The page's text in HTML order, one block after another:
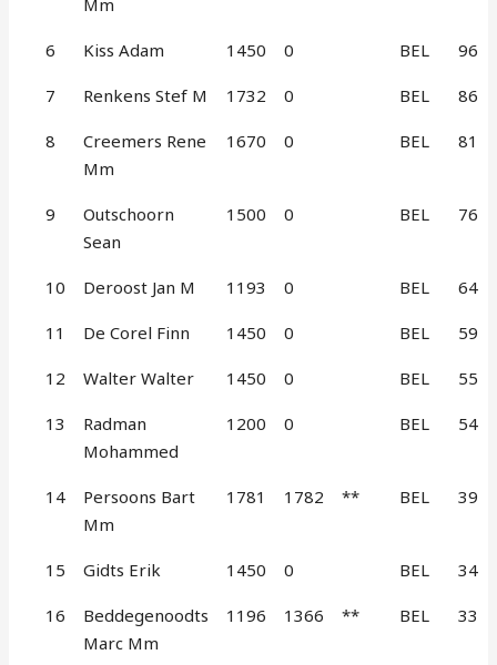
Mm
6 Kiss Adam 1450 0 BEL 96
7 Renkens Stef M 1732 0 BEL 86
8
Creemers Rene
Mm
1670 0 BEL 81
9
Outschoorn
Sean
1500 0 BEL 76
10 Deroost Jan M 1193 0 BEL 64
11 De Corel Finn 1450 0 BEL 59
12 Walter Walter 1450 0 BEL 55
13
Radman
Mohammed
1200 0 BEL 54
14
Persoons Bart
Mm
1781 1782 ** BEL 39
15 Gidts Erik 1450 0 BEL 34
16
Beddegenoodts
Marc Mm
1196 1366 ** BEL 33